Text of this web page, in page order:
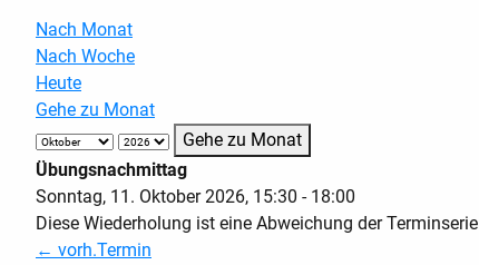
Nach Monat
Nach Woche
Heute
Gehe zu Monat
Gehe zu Monat
Übungsnachmittag
Sonntag, 11. Oktober 2026, 15:30 - 18:00
Diese Wiederholung ist eine Abweichung der Terminserie
← vorh.Termin